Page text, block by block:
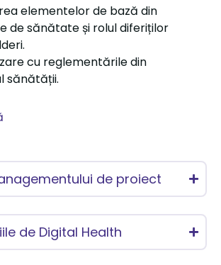
elementelor de bază din
de sănătate și rolul diferiților
cu reglementările din
sănătății.
de proiect
de Digital Health